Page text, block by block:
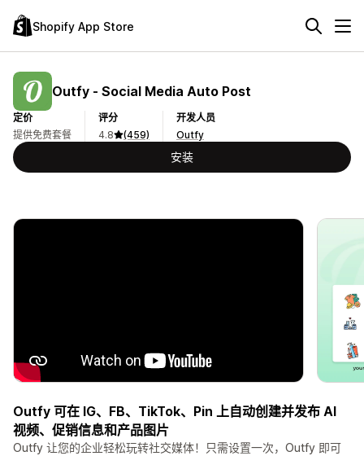
Shopify App Store
Outfy ‑ Social Media Auto Post
定价
提供免费套餐
评分
4.8
(459)
开发人员
Outfy
安装
Outfy 可在 IG、FB、TikTok、Pin 上自动创建并发布 AI
视频、促销信息和产品图片
Outfy 让您的企业轻松玩转社交媒体！只需设置一次，Outfy 即可